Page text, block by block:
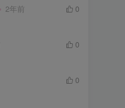
2年前
0
0
0